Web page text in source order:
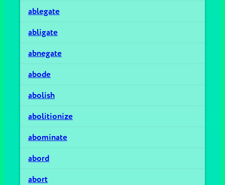
ablegate
abligate
abnegate
abode
abolish
abolitionize
abominate
abord
abort